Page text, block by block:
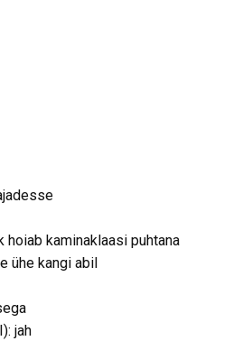
hoiab kaminaklaasi puhtana
ühe kangi abil
jah